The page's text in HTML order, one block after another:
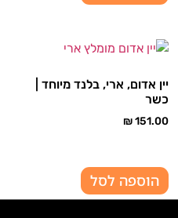
יין אדום, ארי, בלנד מיוחד |
כשר
₪151.00
הוספה לסל